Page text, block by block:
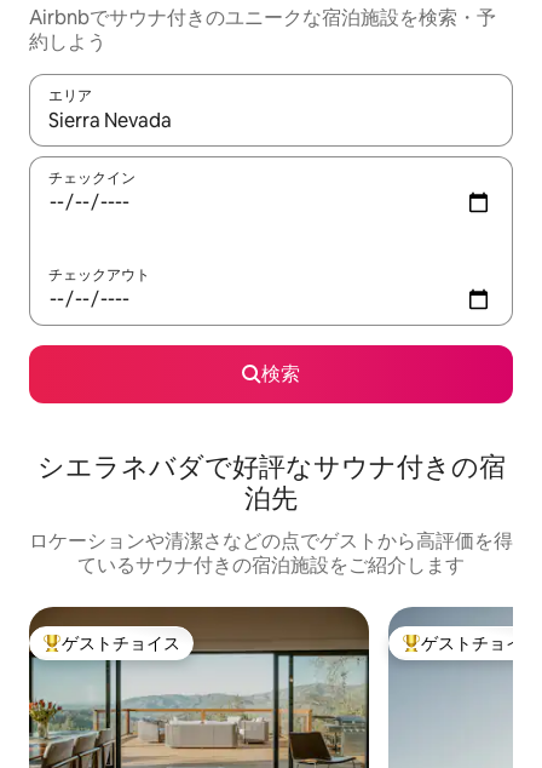
Airbnbでサウナ付きのユニークな宿泊施設を検索・予
約しよう
エリア
検索結果が表示されたら、上下の矢印キーを使って移動するか
チェックイン
チェックアウト
検索
シエラネバダで好評なサウナ付きの宿
泊先
ロケーションや清潔さなどの点でゲストから高評価を得
ているサウナ付きの宿泊施設をご紹介します
大好評のゲストチョイスです。
ゲストチョイス 大好評のゲスト
ゲストチョイス